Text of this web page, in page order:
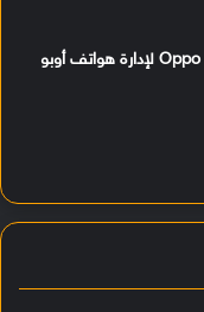
تحميل برنامج Oppo PC Suite لإدارة هواتف أوبو